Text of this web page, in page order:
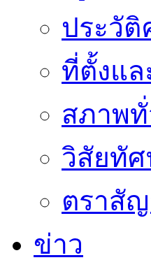
ประวัติ
ที่ตั้งแ
สภาพ
วิสัยทั
ตราสั
ข่าว